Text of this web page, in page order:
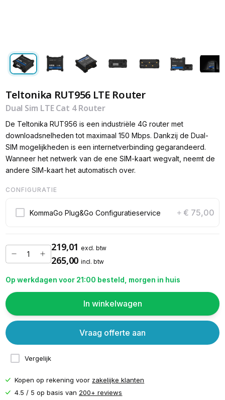
Teltonika RUT956 LTE Router
Dual Sim LTE Cat 4 Router
De Teltonika RUT956 is een industriële 4G router met
downloadsnelheden tot maximaal 150 Mbps. Dankzij de Dual-
SIM mogelijkheden is een internetverbinding gegarandeerd.
Wanneer het netwerk van de ene SIM-kaart wegvalt, neemt de
andere SIM-kaart het automatisch over.
CONFIGURATIE
KommaGo Plug&Go Configuratieservice + € 75,00
219,01 excl. btw
265,00 incl. btw
Op werkdagen voor 21:00 besteld, morgen in huis
In winkelwagen
Vergelijk
Vraag offerte aan
Kopen op rekening voor zakelijke klanten
4.5 / 5 op basis van 200+ reviews